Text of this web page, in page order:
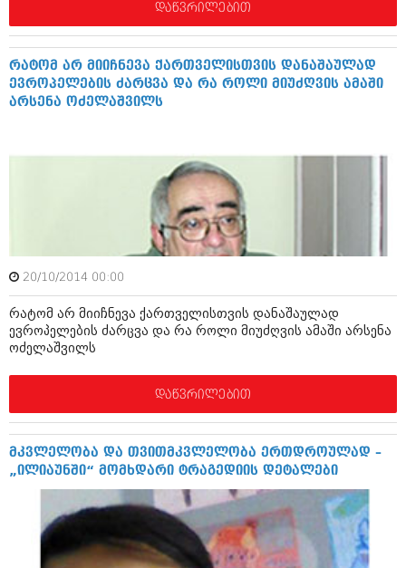
რელიგია
მედიცინა
სპორტი
ბიზნესსიახლეები
გვარები
თემიდას სასწორი
იუმორი
ჰოროსკოპი და შეუცნობელი
კრიმინალი
რომანი და დეტექტივი
სახალისო ამბები
კადრს მიღმა
კულინარია
ავტორჩევები
თემიდას სასწორი
იუმორი
კალეიდოსკოპი
ჰოროსკოპი და შეუცნობელი
რომანი და დეტექტივი
სახალისო ამბები
შოუბიზნესი
დაიჯესტი
ქალი და მამაკაცი
დაწვრილებით
რატომ არ მიიჩნევა ქართველისთვის დანაშაულად
ევროპელების ძარცვა და რა როლი მიუძღვის ამაში
არსენა ოძელაშვილს
20/10/2014 00:00
რატომ არ მიიჩნევა ქართველისთვის დანაშაულად
ევროპელების ძარცვა და რა როლი მიუძღვის ამაში არსენა
ოძელაშვილს
დაწვრილებით
მკვლელობა და თვითმკვლელობა ერთდროულად –
„ილიაუნში“ მომხდარი ტრაგედიის დეტალები